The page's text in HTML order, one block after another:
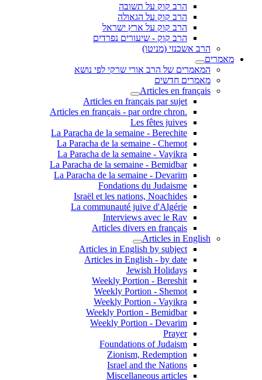
הרב קוק על תשובה
הרב קוק על הגאולה
הרב קוק על ארץ ישראל
הרב קוק - שיעורים נפרדים
הרב אשכנזי (מניטו)
מאמרים
המאמרים של הרב אורי שרקי לפי נושא
מאמרים חדשים
Articles en français
Articles en français par sujet
.Articles en français - par ordre chron
Les fêtes juives
La Paracha de la semaine - Berechite
La Paracha de la semaine - Chemot
La Paracha de la semaine - Vayikra
La Paracha de la semaine - Bemidbar
La Paracha de la semaine - Devarim
Fondations du Judaisme
Israël et les nations, Noachides
La communauté juive d'Algérie
Interviews avec le Rav
Articles divers en français
Articles in English
Articles in English by subject
Articles in English - by date
Jewish Holidays
Weekly Portion - Bereshit
Weekly Portion - Shemot
Weekly Portion - Vayikra
Weekly Portion - Bemidbar
Weekly Portion - Devarim
Prayer
Foundations of Judaism
Zionism, Redemption
Israel and the Nations
Miscellaneous articles